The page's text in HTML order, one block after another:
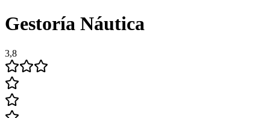
Gestoría Náutica
3,8